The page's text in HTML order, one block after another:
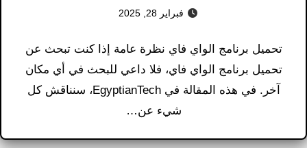
فبراير 28, 2025
تحميل برنامج الواي فاي​ نظرة عامة إذا كنت تبحث عن
تحميل برنامج الواي فاي​، فلا داعي للبحث في أي مكان
آخر. في هذه المقالة في EgyptianTech، سنناقش كل
شيء عن…